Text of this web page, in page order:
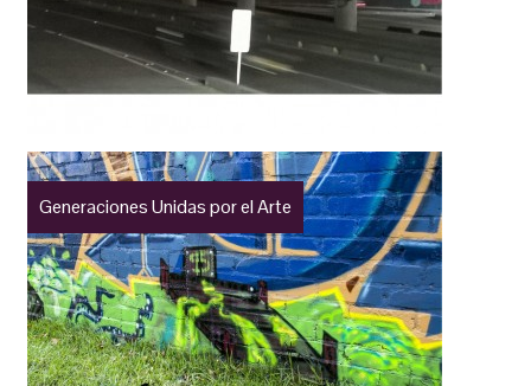
Generaciones Unidas por el Arte